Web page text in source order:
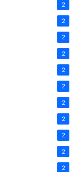
2
2
2
2
2
2
2
2
2
2
2